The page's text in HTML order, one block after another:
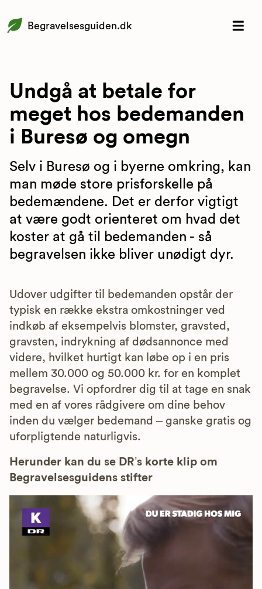
Begravelsesguiden.dk
Undgå at betale for
meget hos bedemanden
i Buresø og omegn
Selv i Buresø og i byerne omkring, kan
man møde store prisforskelle på
bedemændene. Det er derfor vigtigt
at være godt orienteret om hvad det
koster at gå til bedemanden - så
begravelsen ikke bliver unødigt dyr.
Udover udgifter til bedemanden opstår der
typisk en række ekstra omkostninger ved
indkøb af eksempelvis blomster, gravsted,
gravsten, indrykning af dødsannonce med
videre, hvilket hurtigt kan løbe op i en pris
mellem 30.000 og 50.000 kr. for en komplet
begravelse. Vi opfordrer dig til at tage en snak
med en af vores rådgivere om dine behov
inden du vælger bedemand – ganske gratis og
uforpligtende naturligvis.
Herunder kan du se DR’s korte klip om
Begravelsesguidens stifter